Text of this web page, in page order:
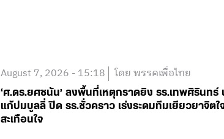
August 7, 2026 - 15:18 โดย พรรคเพื่อไทย
‘ศ.ดร.ยศชนัน’ ลงพื้นที่เหตุกราดยิง รร.เทพศิรินท
แก้ปมบูลลี่ ปิด รร.ชั่วคราว เร่งระดมทีมเยียวยาจิ
สะเทือนใจ